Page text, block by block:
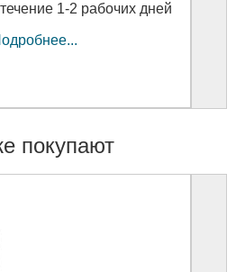
1-2 рабочих дней
покупают